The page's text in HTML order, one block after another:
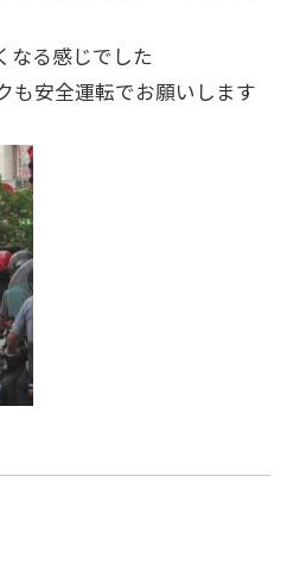
なる感じでした
も安全運転でお願いします